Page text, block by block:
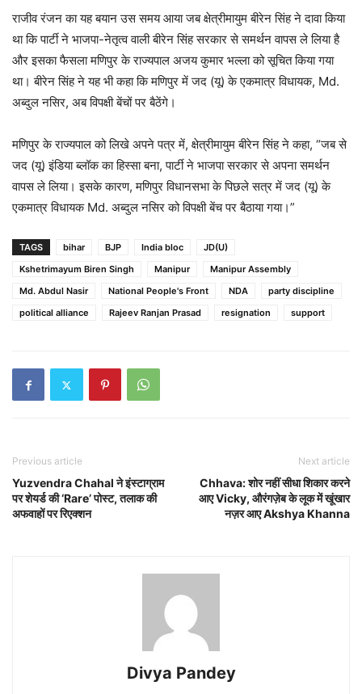
राजीव रंजन का यह बयान उस समय आया जब क्षेत्रीमायुम बीरेन सिंह ने दावा किया
था कि पार्टी ने भाजपा-नेतृत्व वाली बीरेन सिंह सरकार से समर्थन वापस ले लिया है
और इसका फैसला मणिपुर के राज्यपाल अजय कुमार भल्ला को सूचित किया गया
था। बीरेन सिंह ने यह भी कहा कि मणिपुर में जद (यू) के एकमात्र विधायक, Md.
अब्दुल नसिर, अब विपक्षी बेंचों पर बैठेंगे।
मणिपुर के राज्यपाल को लिखे अपने पत्र में, क्षेत्रीमायुम बीरेन सिंह ने कहा, “जब से
जद (यू) इंडिया ब्लॉक का हिस्सा बना, पार्टी ने भाजपा सरकार से अपना समर्थन
वापस ले लिया। इसके कारण, मणिपुर विधानसभा के पिछले सत्र में जद (यू) के
एकमात्र विधायक Md. अब्दुल नसिर को विपक्षी बेंच पर बैठाया गया।”
TAGS bihar BJP India bloc
JD(U)
Kshetrimayum Biren Singh
Manipur
Manipur Assembly
Md. Abdul Nasir
National People's Front NDA
party discipline
political alliance
Rajeev Ranjan Prasad resignation support
Previous article
Yuzvendra Chahal ने इंस्टाग्राम
पर शेयर्ड की ‘Rare’ पोस्ट, तलाक की
अफवाहों पर रिएक्शन
Next article
Chhava: शोर नहीं सीधा शिकार करने
आए Vicky, औरंगज़ेब के लूक में खूंखार
नज़र आए Akshya Khanna
Divya Pandey